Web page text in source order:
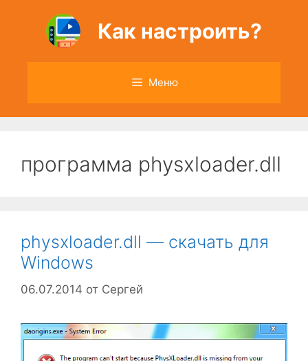
содержимому
Как настроить?
Меню
программа physxloader.dll
physxloader.dll — скачать для
Windows
06.07.2014 от Сергей